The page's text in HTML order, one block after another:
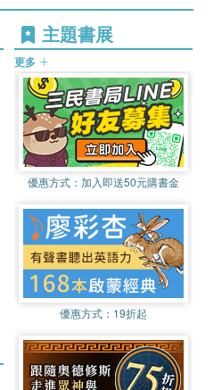
主題書展
更多
優惠方式： 加入即送50元購書金
優惠方式： 19折起